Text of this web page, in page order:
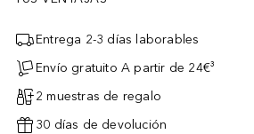
Entrega 2-3 días laborables
Envío gratuito A partir de 24€³
2 muestras de regalo
30 días de devolución